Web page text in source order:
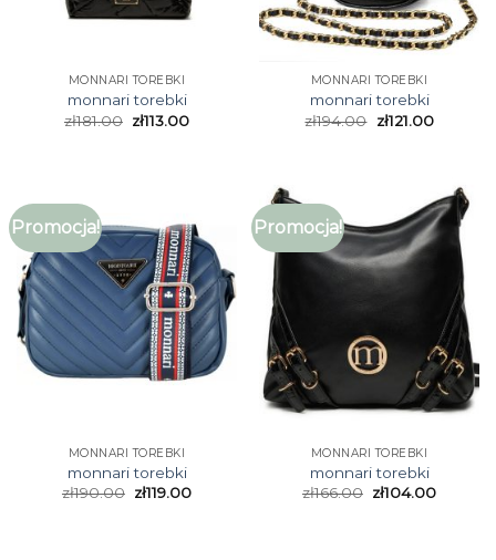
MONNARI TOREBKI
monnari torebki
zł181.00 zł113.00
MONNARI TOREBKI
monnari torebki
zł194.00 zł121.00
Promocja!
MONNARI TOREBKI
monnari torebki
zł190.00 zł119.00
Promocja!
MONNARI TOREBKI
monnari torebki
zł166.00 zł104.00